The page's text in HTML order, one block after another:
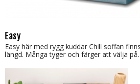
Easy
Easy här med rygg kuddar Chill soffan
längd. Många tyger och färger att välja